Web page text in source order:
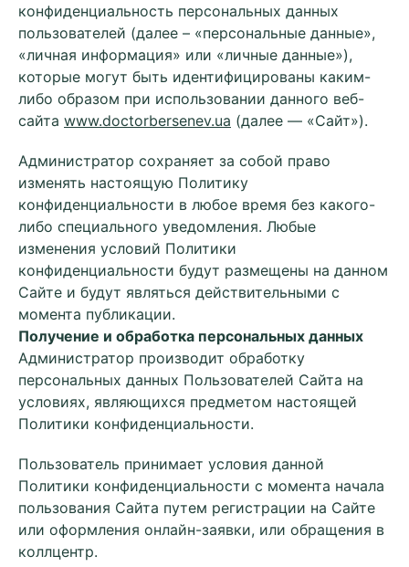
конфиденциальность персональных данных
пользователей (далее – «персональные данные»,
«личная информация» или «личные данные»),
которые могут быть идентифицированы каким-
либо образом при использовании данного веб-
сайта www.doctorbersenev.ua (далее — «Сайт»).
Администратор сохраняет за собой право
изменять настоящую Политику
конфиденциальности в любое время без какого-
либо специального уведомления. Любые
изменения условий Политики
конфиденциальности будут размещены на данном
Сайте и будут являться действительными с
момента публикации.
Получение и обработка персональных данных
Администратор производит обработку
персональных данных Пользователей Сайта на
условиях, являющихся предметом настоящей
Политики конфиденциальности.
Пользователь принимает условия данной
Политики конфиденциальности с момента начала
пользования Сайта путем регистрации на Сайте
или оформления онлайн-заявки, или обращения в
коллцентр.